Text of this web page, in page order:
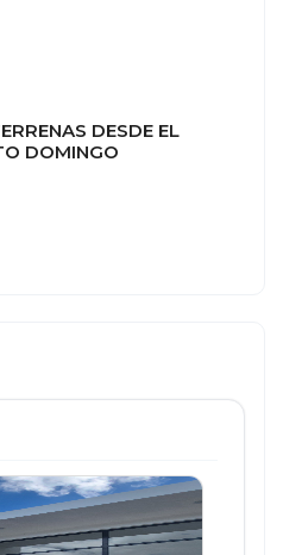
DESDE EL
DOMINGO